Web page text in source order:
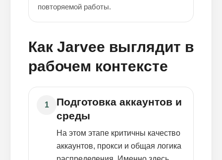
повторяемой работы.
Как Jarvee выглядит в
рабочем контексте
1
Подготовка аккаунтов и
среды
На этом этапе критичны качество
аккаунтов, прокси и общая логика